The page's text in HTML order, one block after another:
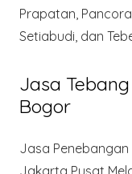
Prapatan,
Setiabudi, dan
Jasa
Bogor
Jasa
Jakarta Pusat